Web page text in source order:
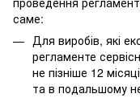
саме:
Для виробів, які
регламенте
не пізніше 12
та в подальшому